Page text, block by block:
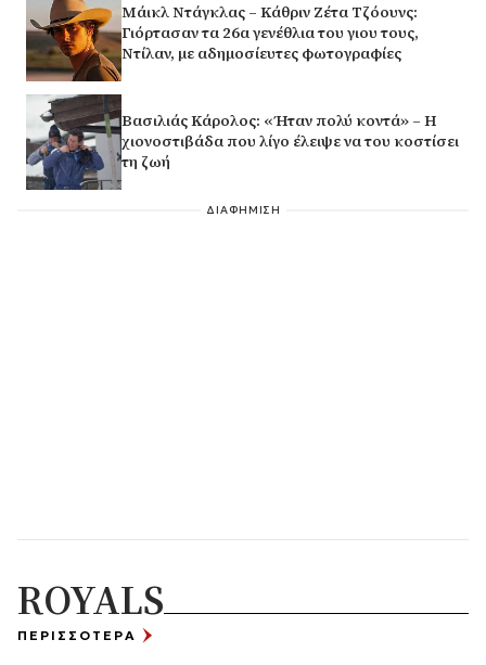
Μάικλ Ντάγκλας – Κάθριν Ζέτα Τζόουνς:
Γιόρτασαν τα 26α γενέθλια του γιου τους,
Ντίλαν, με αδημοσίευτες φωτογραφίες
Βασιλιάς Κάρολος: «Ήταν πολύ κοντά» – Η
χιονοστιβάδα που λίγο έλειψε να του κοστίσει
τη ζωή
ΔΙΑΦΗΜΙΣΗ
ROYALS
ΠΕΡΙΣΣΟΤΕΡΑ